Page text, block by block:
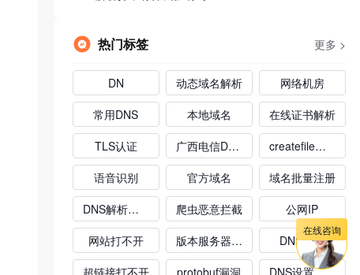
热门标签 更多 >
DN 动态域名解析
网络机房
常用DNS
本地域名
在线证书解析
TLS认证
广西电信DNS
createfile失败
语音识别
官方域名
域名批量注册
DNS解析查询
爬虫恶意拦截
公网IP
网站打不开
版本服务器关闭
DNS攻击
超链接打不开
protobuf漏洞
DNS设置网速
在线咨询